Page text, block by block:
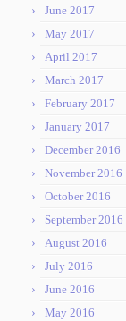
June 2017
May 2017
April 2017
March 2017
February 2017
January 2017
December 2016
November 2016
October 2016
September 2016
August 2016
July 2016
June 2016
May 2016